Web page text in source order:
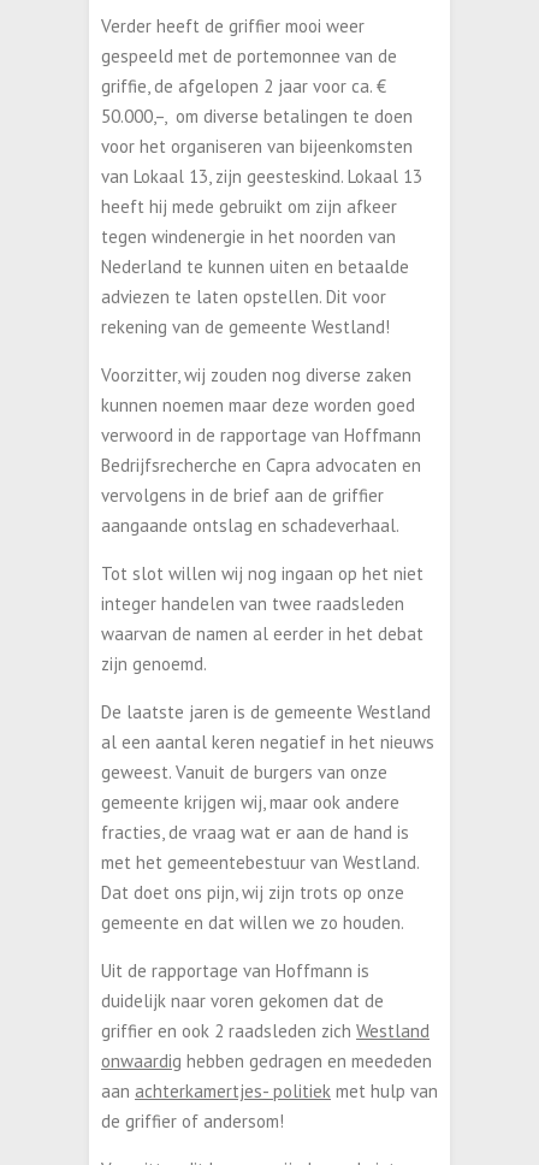
Verder heeft de griffier mooi weer
gespeeld met de portemonnee van de
griffie, de afgelopen 2 jaar voor ca. €
50.000,–, om diverse betalingen te doen
voor het organiseren van bijeenkomsten
van Lokaal 13, zijn geesteskind. Lokaal 13
heeft hij mede gebruikt om zijn afkeer
tegen windenergie in het noorden van
Nederland te kunnen uiten en betaalde
adviezen te laten opstellen. Dit voor
rekening van de gemeente Westland!
Voorzitter, wij zouden nog diverse zaken
kunnen noemen maar deze worden goed
verwoord in de rapportage van Hoffmann
Bedrijfsrecherche en Capra advocaten en
vervolgens in de brief aan de griffier
aangaande ontslag en schadeverhaal.
Tot slot willen wij nog ingaan op het niet
integer handelen van twee raadsleden
waarvan de namen al eerder in het debat
zijn genoemd.
De laatste jaren is de gemeente Westland
al een aantal keren negatief in het nieuws
geweest. Vanuit de burgers van onze
gemeente krijgen wij, maar ook andere
fracties, de vraag wat er aan de hand is
met het gemeentebestuur van Westland.
Dat doet ons pijn, wij zijn trots op onze
gemeente en dat willen we zo houden.
Uit de rapportage van Hoffmann is
duidelijk naar voren gekomen dat de
griffier en ook 2 raadsleden zich Westland
onwaardig hebben gedragen en meededen
aan achterkamertjes- politiek met hulp van
de griffier of andersom!